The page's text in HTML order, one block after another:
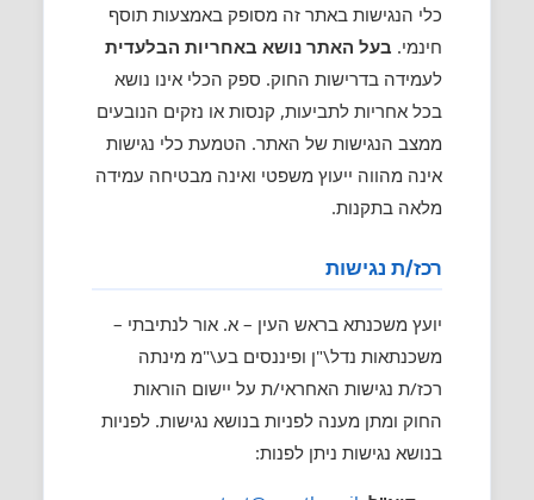
כלי הנגישות באתר זה מסופק באמצעות תוסף
חינמי. בעל האתר נושא באחריות הבלעדית
לעמידה בדרישות החוק. ספק הכלי אינו נושא
בכל אחריות לתביעות, קנסות או נזקים הנובעים
ממצב הנגישות של האתר. הטמעת כלי נגישות
אינה מהווה ייעוץ משפטי ואינה מבטיחה עמידה
מלאה בתקנות.
רכז/ת נגישות
יועץ משכנתא בראש העין – א. אור לנתיבתי –
משכנתאות נדל\"ן ופיננסים בע\"מ מינתה
רכז/ת נגישות האחראי/ת על יישום הוראות
החוק ומתן מענה לפניות בנושא נגישות. לפניות
בנושא נגישות ניתן לפנות: